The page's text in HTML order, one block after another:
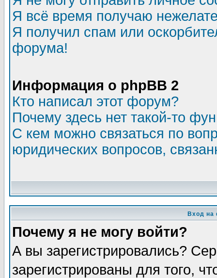
Я всё время получаю
Я получил спам или
форума!
Информация о phpBB 2
Кто написал этот форум?
Почему здесь нет такой-то
С кем можно связаться по
юридических вопросов,
Вход на
Почему я не могу войти?
А вы зарегистрировались?
зарегистрированы для того,